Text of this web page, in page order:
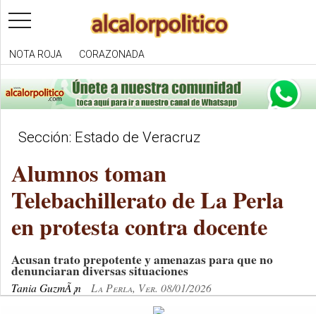
toggle
navigation
NOTA ROJA CORAZONADA
Sección: Estado de Veracruz
Alumnos toman
Telebachillerato de La Perla
en protesta contra docente
Acusan trato prepotente y amenazas para que no
denunciaran diversas situaciones
Tania GuzmÃ¡n La Perla, Ver. 08/01/2026